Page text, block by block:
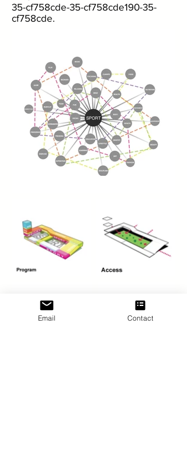
35-cf758cde-35-cf758cde190-35-
cf758cde.
Email Contact